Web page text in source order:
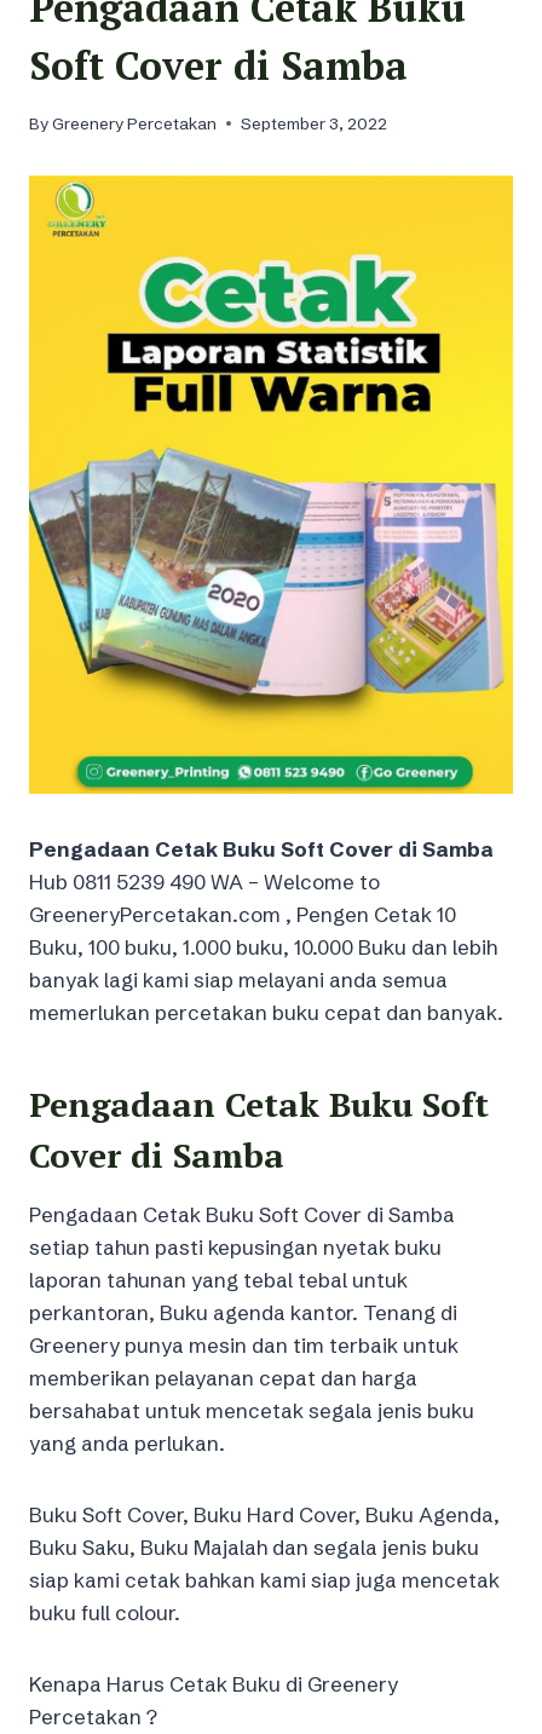
Soft Cover di Samba
ByGreenery Percetakan September 3, 2022
Pengadaan Cetak Buku Soft Cover di Samba
Hub 0811 5239 490 WA – Welcome to
GreeneryPercetakan.com , Pengen Cetak 10
Buku, 100 buku, 1.000 buku, 10.000 Buku dan lebih
banyak lagi kami siap melayani anda semua
memerlukan percetakan buku cepat dan banyak.
Pengadaan Cetak Buku Soft
Cover di Samba
Pengadaan Cetak Buku Soft Cover di Samba
setiap tahun pasti kepusingan nyetak buku
laporan tahunan yang tebal tebal untuk
perkantoran, Buku agenda kantor. Tenang di
Greenery punya mesin dan tim terbaik untuk
memberikan pelayanan cepat dan harga
bersahabat untuk mencetak segala jenis buku
yang anda perlukan.
Buku Soft Cover, Buku Hard Cover, Buku Agenda,
Buku Saku, Buku Majalah dan segala jenis buku
siap kami cetak bahkan kami siap juga mencetak
buku full colour.
Kenapa Harus Cetak Buku di Greenery
Percetakan ?